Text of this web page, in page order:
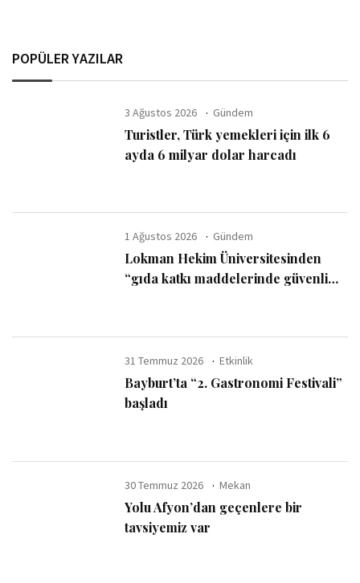
POPÜLER YAZILAR
3 Ağustos 2026 Gündem
Turistler, Türk yemekleri için ilk 6
ayda 6 milyar dolar harcadı
1 Ağustos 2026 Gündem
Lokman Hekim Üniversitesinden
“gıda katkı maddelerinde güvenli
31 Temmuz 2026 Etkinlik
Bayburt’ta “2. Gastronomi Festivali”
başladı
30 Temmuz 2026 Mekan
Yolu Afyon’dan geçenlere bir
tavsiyemiz var